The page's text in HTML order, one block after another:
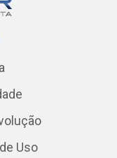
Uso